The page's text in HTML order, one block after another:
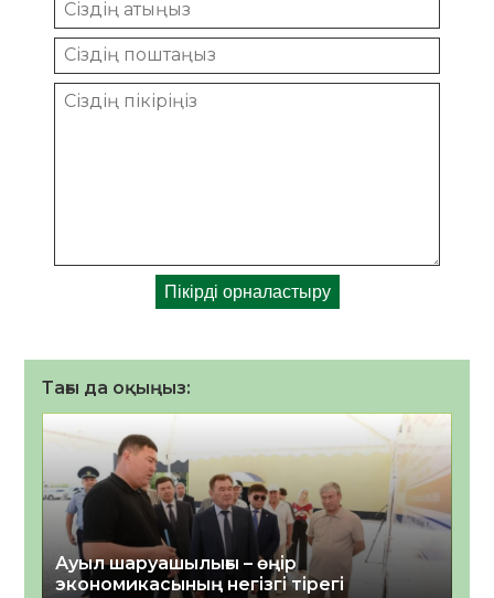
Тағы да оқыңыз:
Ауыл шаруашылығы – өңір
экономикасының негізгі тірегі